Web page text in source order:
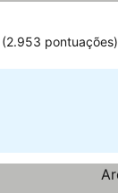
(2.953 pontuações)